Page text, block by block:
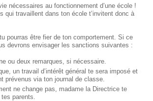
nécessaires au fonctionnement d’une école !
qui travaillent dans ton école t’invitent donc à
pourras être fier de ton comportement. Si ce
devrons envisager les sanctions suivantes :
ou deux remarques, si nécessaire.
un travail d’intérêt général te sera imposé et
prévenus via ton journal de classe.
ne change pas, madame la Directrice te
parents.